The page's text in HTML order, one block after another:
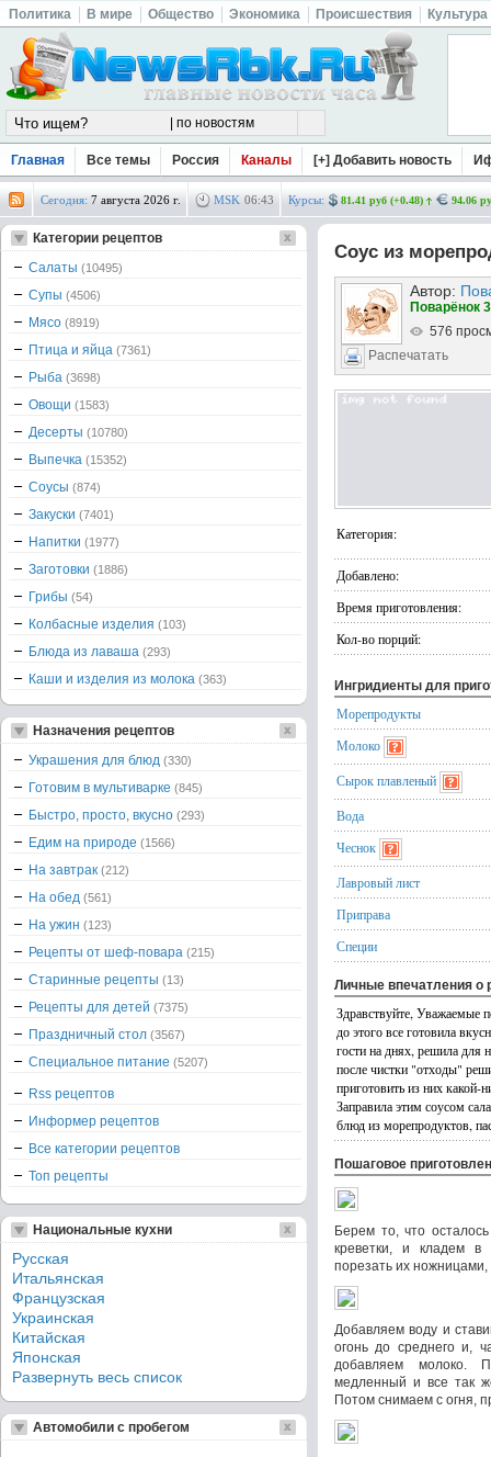
Политика В мире Общество Экономика Происшествия Культура
Главная Все темы Россия Каналы [+] Добавить новость
Сегодня: 7 августа 2026 г. MSK 06:43 Курсы: 81.41 руб (+0.48) 94.06
Соус из
Автор:
Поварёнок
576
Распечатать
Категория:
Добавлено:
Время приготовления:
Кол-во порций:
Ингридиенты для
Морепродукты
Молоко
Сырок плавленый
Вода
Чеснок
Лавровый лист
Приправа
Специи
Личные впечатления о
Здравствуйте, Уважаемые
до этого все готовила
гости на днях, решила для
после чистки "отходы"
приготовить из них какой-
Заправила этим соусом
блюд из морепродуктов,
Пошаговое
Берем то, что
креветки, и кладем
порезать их ножницами,
Добавляем воду и
огонь до среднего и,
добавляем молоко.
медленный и все так
Потом снимаем с огня,
Категории рецептов
Салаты (10495)
Супы (4506)
Мясо (8919)
Птица и яйца (7361)
Рыба (3698)
Овощи (1583)
Десерты (10780)
Выпечка (15352)
Соусы (874)
Закуски (7401)
Напитки (1977)
Заготовки (1886)
Грибы (54)
Колбасные изделия (103)
Блюда из лаваша (293)
Каши и изделия из молока (363)
Назначения рецептов
Украшения для блюд (330)
Готовим в мультиварке (845)
Быстро, просто, вкусно (293)
Едим на природе (1566)
На завтрак (212)
На обед (561)
На ужин (123)
Рецепты от шеф-повара (215)
Старинные рецепты (13)
Рецепты для детей (7375)
Праздничный стол (3567)
Специальное питание (5207)
Rss рецептов
Информер рецептов
Все категории рецептов
Топ рецепты
Национальные кухни
Русская
Итальянская
Французская
Украинская
Китайская
Японская
Развернуть весь список
Автомобили с пробегом